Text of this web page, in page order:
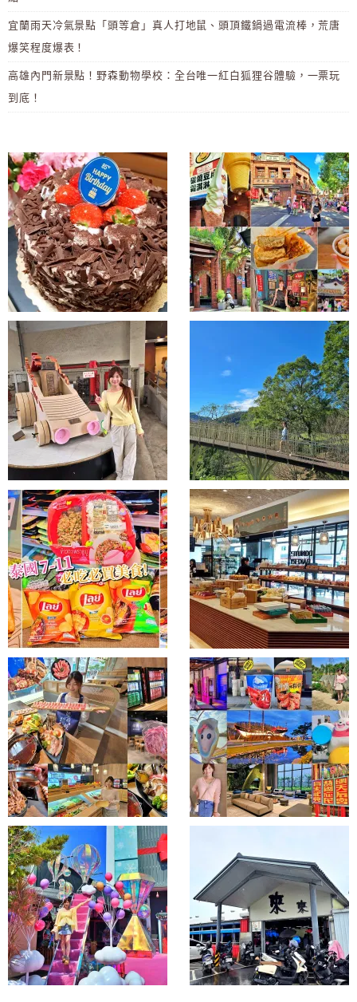
宜蘭雨天冷氣景點「頭等倉」真人打地鼠、頭頂鐵鍋過電流棒，荒唐
爆笑程度爆表！
高雄內門新景點！野森動物學校：全台唯一紅白狐狸谷體驗，一票玩
到底！